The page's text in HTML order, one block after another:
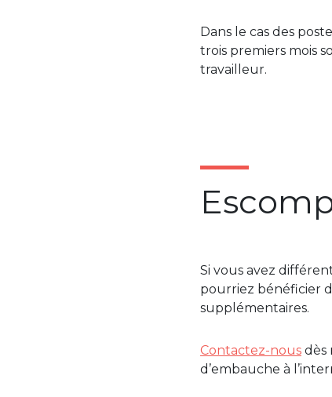
Dans le cas des
trois premiers mois
travailleur.
Si vous avez
pourriez bénéficier
supplémentaires.
Contactez-nous dès
d’embauche à